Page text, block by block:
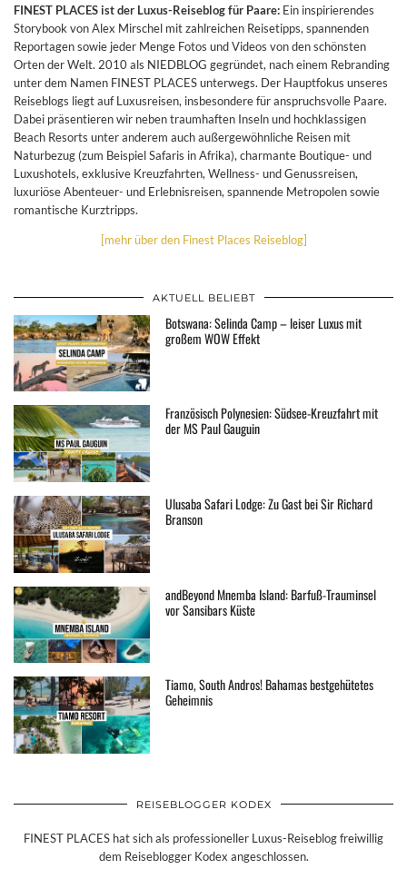
FINEST PLACES ist der Luxus-Reiseblog für Paare: Ein inspirierendes
Storybook von Alex Mirschel mit zahlreichen Reisetipps, spannenden
Reportagen sowie jeder Menge Fotos und Videos von den schönsten
Orten der Welt. 2010 als NIEDBLOG gegründet, nach einem Rebranding
unter dem Namen FINEST PLACES unterwegs. Der Hauptfokus unseres
Reiseblogs liegt auf Luxusreisen, insbesondere für anspruchsvolle Paare.
Dabei präsentieren wir neben traumhaften Inseln und hochklassigen
Beach Resorts unter anderem auch außergewöhnliche Reisen mit
Naturbezug (zum Beispiel Safaris in Afrika), charmante Boutique- und
Luxushotels, exklusive Kreuzfahrten, Wellness- und Genussreisen,
luxuriöse Abenteuer- und Erlebnisreisen, spannende Metropolen sowie
romantische Kurztripps.
[mehr über den Finest Places Reiseblog]
AKTUELL BELIEBT
Botswana: Selinda Camp – leiser Luxus mit
großem WOW Effekt
Französisch Polynesien: Südsee-Kreuzfahrt mit
der MS Paul Gauguin
Ulusaba Safari Lodge: Zu Gast bei Sir Richard
Branson
andBeyond Mnemba Island: Barfuß-Trauminsel
vor Sansibars Küste
Tiamo, South Andros! Bahamas bestgehütetes
Geheimnis
REISEBLOGGER KODEX
FINEST PLACES hat sich als professioneller Luxus-Reiseblog freiwillig
dem Reiseblogger Kodex angeschlossen.